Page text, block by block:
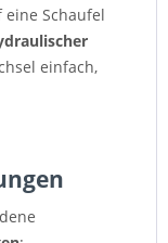
eine Schaufel
einfach,